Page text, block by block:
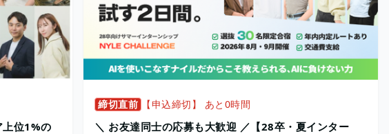
上位1%の
締切直前 【申込締切】 あと0時間
＼ お友達同士の応募も大歓迎 ／【28卒・夏インター